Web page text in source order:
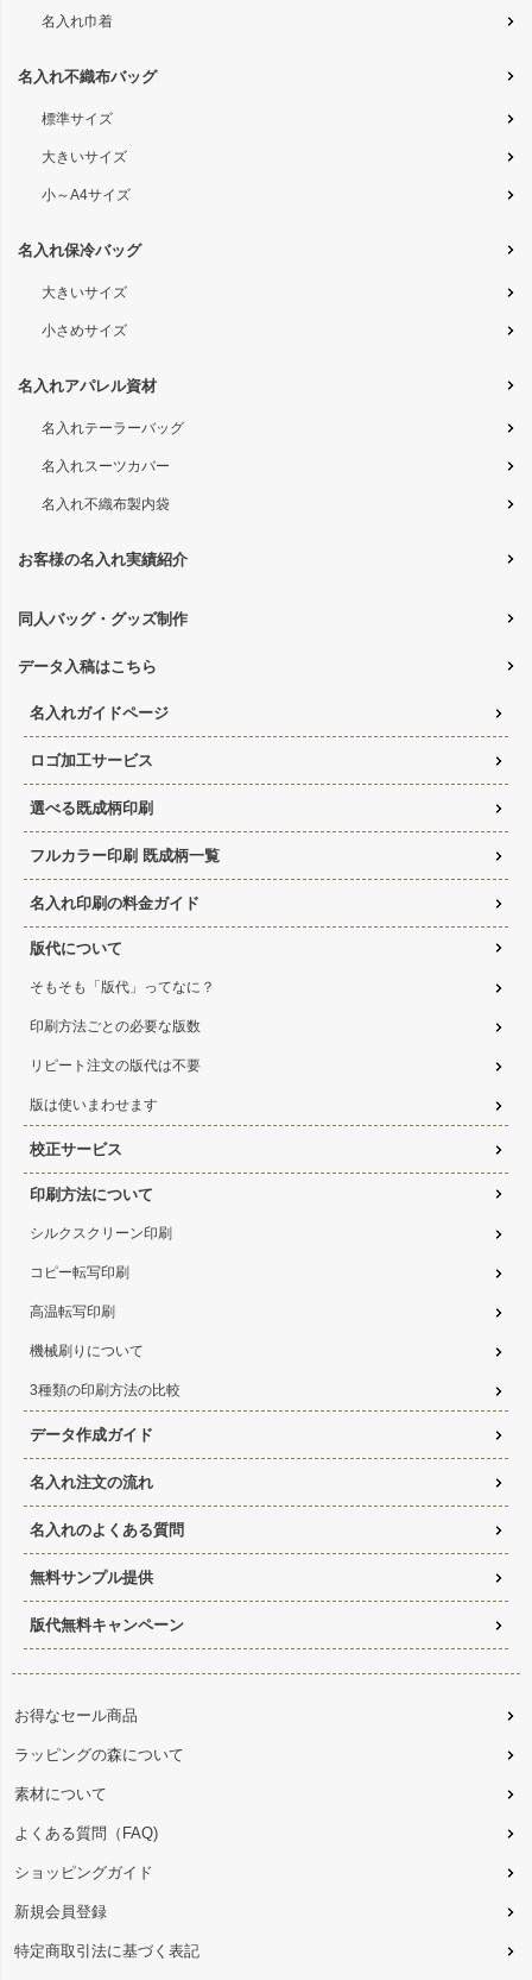
名入れ巾着
名入れ不織布バッグ
標準サイズ
大きいサイズ
小～A4サイズ
名入れ保冷バッグ
大きいサイズ
小さめサイズ
名入れアパレル資材
名入れテーラーバッグ
名入れスーツカバー
名入れ不織布製内袋
お客様の名入れ実績紹介
同人バッグ・グッズ制作
データ入稿はこちら
名入れガイドページ
ロゴ加工サービス
選べる既成柄印刷
フルカラー印刷 既成柄一覧
名入れ印刷の料金ガイド
版代について
そもそも「版代」ってなに？
印刷方法ごとの必要な版数
リピート注文の版代は不要
版は使いまわせます
校正サービス
印刷方法について
シルクスクリーン印刷
コピー転写印刷
高温転写印刷
機械刷りについて
3種類の印刷方法の比較
データ作成ガイド
名入れ注文の流れ
名入れのよくある質問
無料サンプル提供
版代無料キャンペーン
お得なセール商品
ラッピングの森について
素材について
よくある質問（FAQ)
ショッピングガイド
新規会員登録
特定商取引法に基づく表記